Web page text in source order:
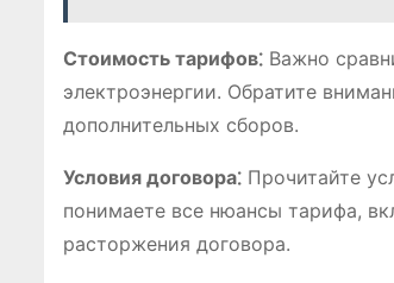
Стоимость тарифов⁚ Важно
электроэнергии. Обратите
дополнительных сборов.
Условия договора⁚ Прочитайте
понимаете все нюансы тарифа,
расторжения договора.